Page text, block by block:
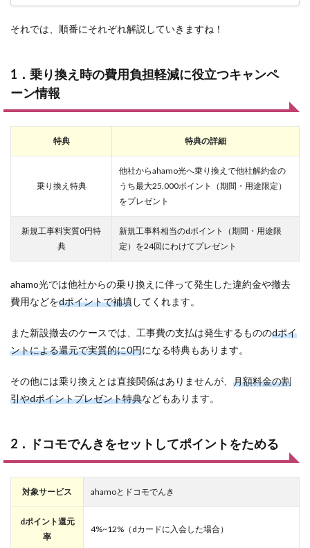
それでは、順番にそれぞれ解説していきますね！
1．乗り換え時の費用負担軽減に役立つキャンペ
ーン情報
特典 特典の詳細
乗り換え特典
他社からahamo光へ乗り換えで他社解約金の
うち最大25,000ポイント（期間・用途限定）
をプレゼント
新規工事料実質0円特
典
新規工事料相当のdポイント（期間・用途限
定）を24回にわけてプレゼント
ahamo光では他社からの乗り換えに伴って発生した違約金や撤去
費用などをdポイントで補填してくれます。
また新設撤去のケースでは、工事費の支払は発生するもののdポイ
ントによる還元で実質的に0円になる特典もあります。
その他には乗り換えとは直接関係はありませんが、 月額料金の割
引やdポイントプレゼント特典などもあります。
2．ドコモでんきをセットしてポイントをためる
対象サービス ahamoとドコモでんき
dポイント還元
率
4%~12%（dカードに入会した場合）